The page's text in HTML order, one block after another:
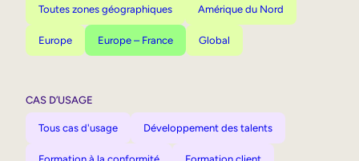
Toutes zones géographiques Amérique du Nord
Europe Europe – France Global
CAS D’USAGE
Tous cas d'usage Développement des talents